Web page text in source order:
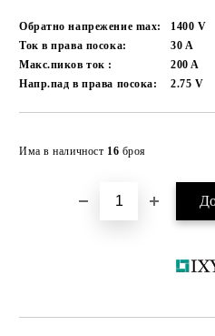
Обратно напрежение max: 1400 V
Ток в права посока:
30 A
Макс.пиков ток :
200A
Напр.пад в права посока:
2.75 V
Има в наличност 16 броя